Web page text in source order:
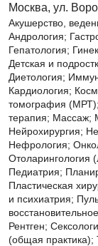
Москва, ул.
Акушерство,
Андрология;
Гепатология;
Детская и
Диетология;
Кардиология;
томография
терапия; Массаж;
Нейрохирургия;
Нефрология;
Педиатрия;
Пластическая
и психиатрия;
Рентген;
(общая практика);